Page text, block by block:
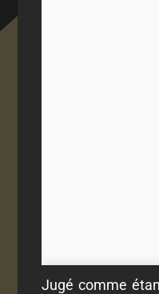
Jugé comme